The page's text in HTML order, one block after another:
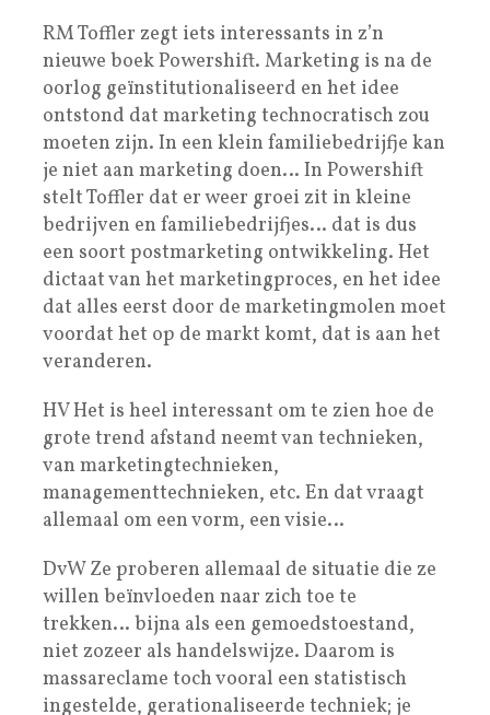
RM Toffler zegt iets interessants in z’n
nieuwe boek Powershift. Marketing is na de
oorlog geïnstitutionaliseerd en het idee
ontstond dat marketing technocratisch zou
moeten zijn. In een klein familiebedrijfje kan
je niet aan marketing doen… In Powershift
stelt Toffler dat er weer groei zit in kleine
bedrijven en familiebedrijfjes… dat is dus
een soort postmarketing ontwikkeling. Het
dictaat van het marketingproces, en het idee
dat alles eerst door de marketingmolen moet
voordat het op de markt komt, dat is aan het
veranderen.
HV Het is heel interessant om te zien hoe de
grote trend afstand neemt van technieken,
van marketingtechnieken,
managementtechnieken, etc. En dat vraagt
allemaal om een vorm, een visie…
DvW Ze proberen allemaal de situatie die ze
willen beïnvloeden naar zich toe te
trekken… bijna als een gemoedstoestand,
niet zozeer als handelswijze. Daarom is
massareclame toch vooral een statistisch
ingestelde, gerationaliseerde techniek; je